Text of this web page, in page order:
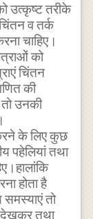
उत्कृष्ट तरीके
व तर्क
चाहिए।
को
चिंतन
की
उनकी
के लिए कुछ
पहेलियां तथा
होता है
तो
देखकर तथा